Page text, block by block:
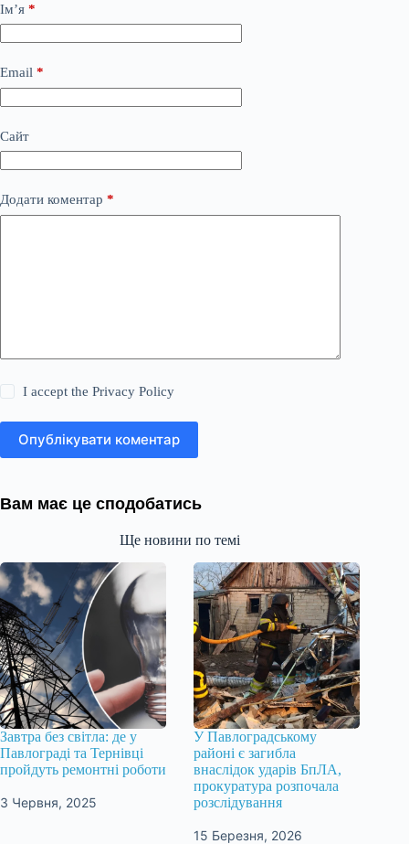
Ім’я *
Email *
Сайт
Додати коментар *
I accept thePrivacy Policy
Опублікувати коментар
Вам має це сподобатись
Ще новини по темі
Завтра без світла: де у
Павлограді та Тернівці
пройдуть ремонтні роботи
3 Червня, 2025
У Павлоградському
районі є загибла
внаслідок ударів БпЛА,
прокуратура розпочала
розслідування
15 Березня, 2026